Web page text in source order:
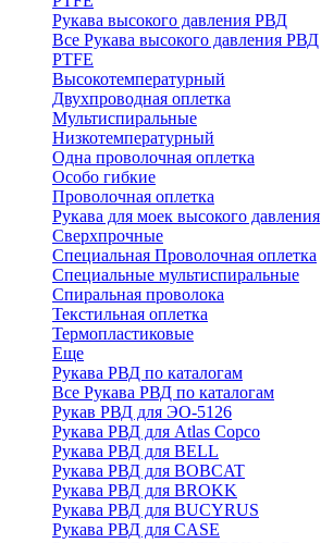
Рукава высокого давления РВД
Все Рукава высокого давления РВД
PTFE
Высокотемпературный
Двухпроводная оплетка
Мультиспиральные
Низкотемпературный
Одна проволочная оплетка
Особо гибкие
Проволочная оплетка
Рукава для моек высокого давления
Сверхпрочные
Специальная Проволочная оплетка
Специальные мультиспиральные
Спиральная проволока
Текстильная оплетка
Термопластиковые
Еще
Рукава РВД по каталогам
Все Рукава РВД по каталогам
Рукав РВД для ЭО-5126
Рукава РВД для Atlas Copco
Рукава РВД для BELL
Рукава РВД для BOBCAT
Рукава РВД для BROKK
Рукава РВД для BUCYRUS
Рукава РВД для CASE